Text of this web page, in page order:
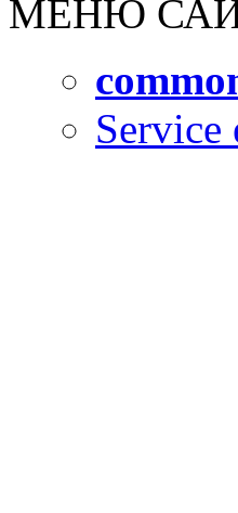
МЕНЮ
Service